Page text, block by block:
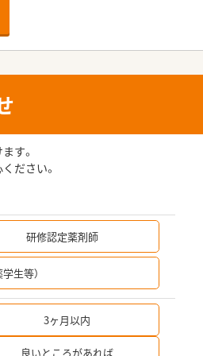
す。
ださい。
研修認定薬剤師
生等）
3ヶ月以内
良いところがあれば